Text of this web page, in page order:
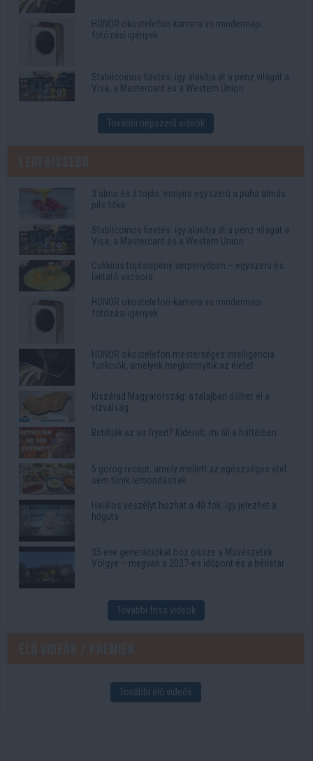
HONOR okostelefon-kamera vs mindennapi
fotózási igények
Stabilcoinos fizetés: így alakítja át a pénz világát a
Visa, a Mastercard és a Western Union
További népszerű videók
3 alma és 3 tojás: ennyire egyszerű a puha almás
pite titka
Stabilcoinos fizetés: így alakítja át a pénz világát a
Visa, a Mastercard és a Western Union
Cukkinis tojáslepény serpenyőben – egyszerű és
laktató vacsora
HONOR okostelefon-kamera vs mindennapi
fotózási igények
HONOR okostelefon mesterséges intelligencia
funkciók, amelyek megkönnyítik az életet
Kiszárad Magyarország: a talajban dőlhet el a
vízválság
Betiltják az air fryert? Kiderült, mi áll a háttérben
5 görög recept, amely mellett az egészséges étel
sem tűnik lemondásnak
Halálos veszélyt hozhat a 40 fok: így jelezhet a
hőguta
35 éve generációkat hoz össze a Művészetek
Völgye – megvan a 2027-es időpont és a bérletár
További friss videók
További élő videók